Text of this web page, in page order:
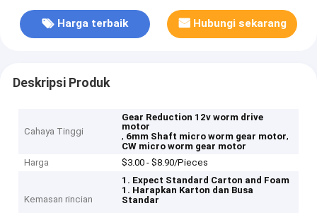
Harga terbaik Hubungi sekarang
Deskripsi Produk
Cahaya Tinggi
Gear Reduction 12v worm drive
motor
, 6mm Shaft micro worm gear motor,
CW micro worm gear motor
Harga
$3.00 - $8.90/Pieces
Kemasan rincian
1. Expect Standard Carton and Foam
1. Harapkan Karton dan Busa
Standar